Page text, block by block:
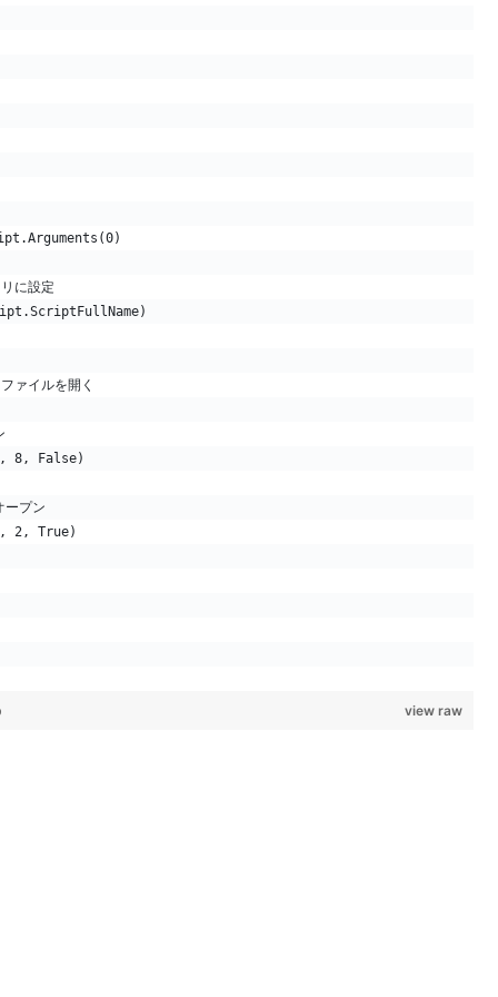
に設定
ァイルを開く
8, False)
ープン
2, True)
view raw